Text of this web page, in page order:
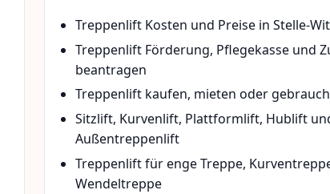
Treppenlift Kosten und Preise in Stelle-
Treppenlift Förderung, Pflegekasse und
beantragen
Treppenlift kaufen, mieten oder
Sitzlift, Kurvenlift, Plattformlift, Hublift
Außentreppenlift
Treppenlift für enge Treppe,
Wendeltreppe